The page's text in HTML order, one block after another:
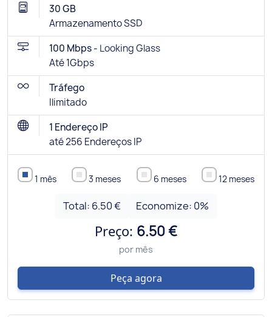
30 GB
Armazenamento SSD
100 Mbps - Looking Glass
Até 1Gbps
Tráfego
Ilimitado
1 Endereço IP
até 256 Endereços IP
1 mês 3 meses 6 meses 12 meses
Total: 6.50 € Economize: 0%
Preço: 6.50 €
por mês
Peça agora